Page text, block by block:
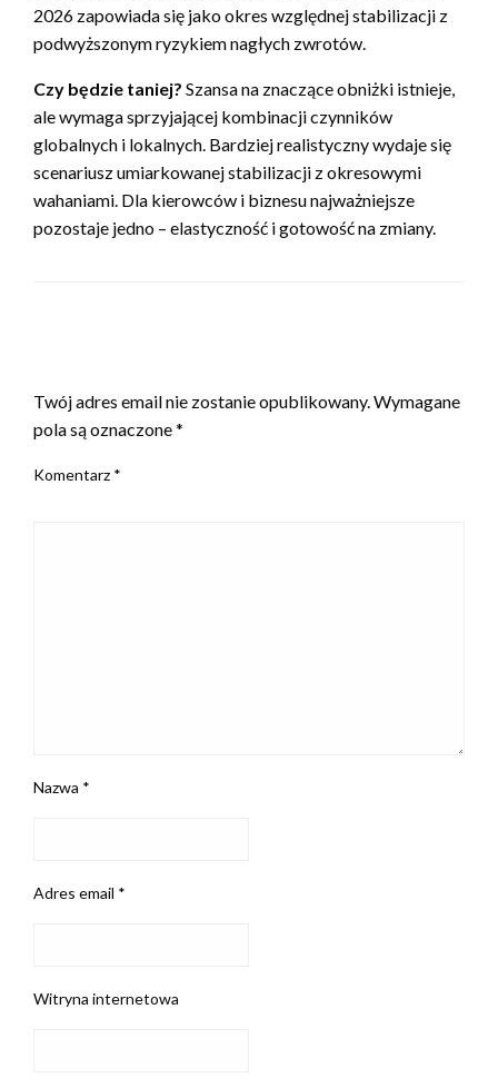
2026 zapowiada się jako okres względnej stabilizacji z
podwyższonym ryzykiem nagłych zwrotów.
Czy będzie taniej? Szansa na znaczące obniżki istnieje,
ale wymaga sprzyjającej kombinacji czynników
globalnych i lokalnych. Bardziej realistyczny wydaje się
scenariusz umiarkowanej stabilizacji z okresowymi
wahaniami. Dla kierowców i biznesu najważniejsze
pozostaje jedno – elastyczność i gotowość na zmiany.
Twój adres email nie zostanie opublikowany.Wymagane
pola są oznaczone*
Komentarz *
Nazwa *
Adres email *
Witryna internetowa